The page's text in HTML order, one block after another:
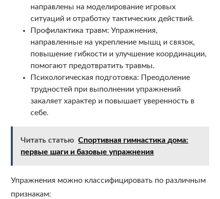
направлены на моделирование игровых
ситуаций и отработку тактических действий.
Профилактика травм: Упражнения,
направленные на укрепление мышц и связок,
повышение гибкости и улучшение координации,
помогают предотвратить травмы.
Психологическая подготовка: Преодоление
трудностей при выполнении упражнений
закаляет характер и повышает уверенность в
себе.
Читать статью Спортивная гимнастика дома:
первые шаги и базовые упражнения
Упражнения можно классифицировать по различным
признакам: